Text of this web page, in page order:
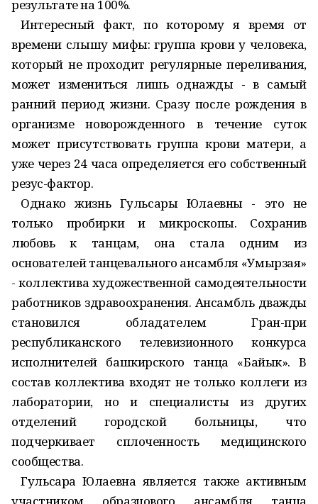
результате на 100%.
Интересный факт, по которому я время от
времени слышу мифы: группа крови у человека,
который не проходит регулярные переливания,
может измениться лишь однажды - в самый
ранний период жизни. Сразу после рождения в
организме новорожденного в течение суток
может присутствовать группа крови матери, а
уже через 24 часа определяется его собственный
резус-фактор.
Однако жизнь Гульсары Юлаевны - это не
только пробирки и микроскопы. Сохранив
любовь к танцам, она стала одним из
основателей танцевального ансамбля «Умырзая»
- коллектива художественной самодеятельности
работников здравоохранения. Ансамбль дважды
становился обладателем Гран-при
республиканского телевизионного конкурса
исполнителей башкирского танца «Байык». В
состав коллектива входят не только коллеги из
лаборатории, но и специалисты из других
отделений городской больницы, что
подчеркивает сплоченность медицинского
сообщества.
Гульсара Юлаевна является также активным